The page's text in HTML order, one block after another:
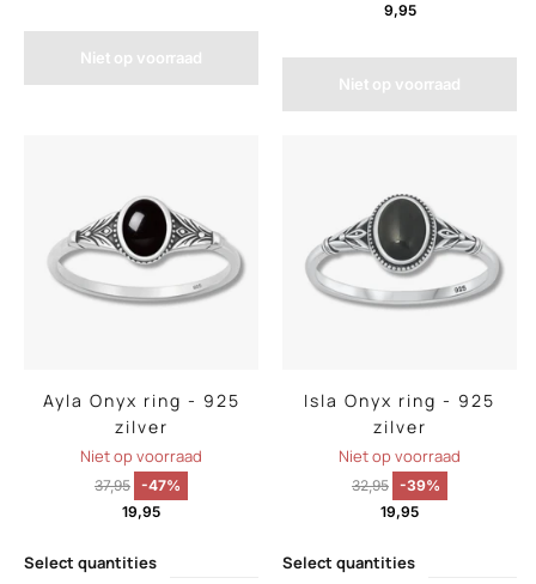
Niet op voorraad
9,95
Niet op voorraad
Ayla Onyx ring - 925
zilver
Niet op voorraad
37,95 -47%
19,95
Select quantities
Isla Onyx ring - 925
zilver
Niet op voorraad
32,95 -39%
19,95
Select quantities